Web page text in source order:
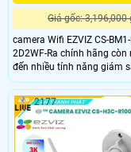
Giá gốc: 3,196,000
camera Wifi EZVIZ CS-
2D2WF-Ra chính hãng còn
đến nhiều tính năng giám
việt như đàm thoại 2
hiện tiếng khóc, phát hiện
động, ghi hình sắc nét,…. giúp phụ
huynh có thể dễ dàng dõi
nhỏ trong mỗi khoảnh khắc.
2177